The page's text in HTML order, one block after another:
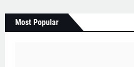
Most Popular